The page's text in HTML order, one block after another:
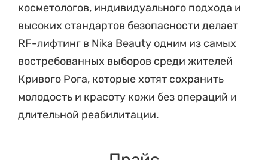
косметологов, индивидуального подхода и
высоких стандартов безопасности делает
RF-лифтинг в Nika Beauty одним из самых
востребованных выборов среди жителей
Кривого Рога, которые хотят сохранить
молодость и красоту кожи без операций и
длительной реабилитации.